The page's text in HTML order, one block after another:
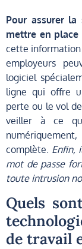
Pour assurer
mettre en place
cette information
employeurs
logiciel
ligne qui offre
perte ou le vol
veiller à ce
complète. Enfin,
mot de passe
toute intrusion
Quels
de travail